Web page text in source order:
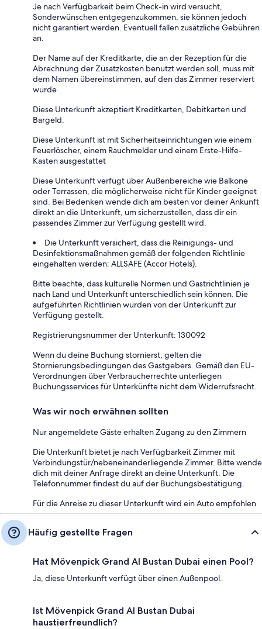
Je nach Verfügbarkeit beim Check-in wird versucht,
Sonderwünschen entgegenzukommen, sie können jedoch
nicht garantiert werden. Eventuell fallen zusätzliche Gebühren
an.
Der Name auf der Kreditkarte, die an der Rezeption für die
Abrechnung der Zusatzkosten benutzt werden soll, muss mit
dem Namen übereinstimmen, auf den das Zimmer reserviert
wurde
Diese Unterkunft akzeptiert Kreditkarten, Debitkarten und
Bargeld.
Diese Unterkunft ist mit Sicherheitseinrichtungen wie einem
Feuerlöscher, einem Rauchmelder und einem Erste-Hilfe-
Kasten ausgestattet
Diese Unterkunft verfügt über Außenbereiche wie Balkone
oder Terrassen, die möglicherweise nicht für Kinder geeignet
sind. Bei Bedenken wende dich am besten vor deiner Ankunft
direkt an die Unterkunft, um sicherzustellen, dass dir ein
passendes Zimmer zur Verfügung gestellt wird.
Die Unterkunft versichert, dass die Reinigungs- und
Desinfektionsmaßnahmen gemäß der folgenden Richtlinie
eingehalten werden: ALLSAFE (Accor Hotels).
Bitte beachte, dass kulturelle Normen und Gastrichtlinien je
nach Land und Unterkunft unterschiedlich sein können. Die
aufgeführten Richtlinien wurden von der Unterkunft zur
Verfügung gestellt.
Registrierungsnummer der Unterkunft: 130092
Wenn du deine Buchung stornierst, gelten die
Stornierungsbedingungen des Gastgebers. Gemäß den EU-
Verordnungen über Verbraucherrechte unterliegen
Buchungsservices für Unterkünfte nicht dem Widerrufsrecht.
Was wir noch erwähnen sollten
Nur angemeldete Gäste erhalten Zugang zu den Zimmern
Die Unterkunft bietet je nach Verfügbarkeit Zimmer mit
Verbindungstür/nebeneinanderliegende Zimmer. Bitte wende
dich mit deiner Anfrage direkt an deine Unterkunft. Die
Telefonnummer findest du auf der Buchungsbestätigung.
Für die Anreise zu dieser Unterkunft wird ein Auto empfohlen
Häufig gestellte Fragen
Hat Mövenpick Grand Al Bustan Dubai einen Pool?
Ja, diese Unterkunft verfügt über einen Außenpool.
Ist Mövenpick Grand Al Bustan Dubai
haustierfreundlich?